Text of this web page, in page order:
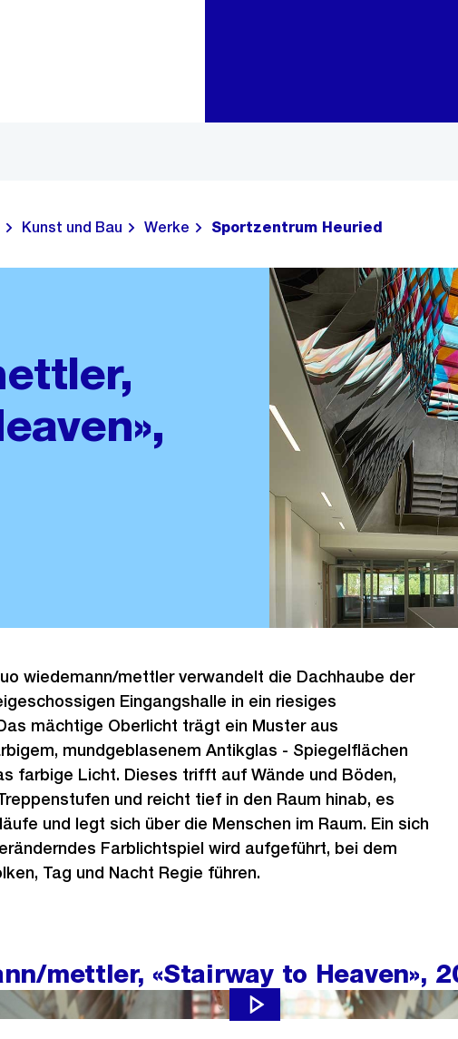
Kunst und Bau Werke Sportzentrum Heuried
wiedemann/mettler verwandelt die Dachhaube der
Eingangshalle in ein riesiges
mächtige Oberlicht trägt ein Muster aus
mundgeblasenem Antikglas - Spiegelflächen
farbige Licht. Dieses trifft auf Wände und Böden,
und reicht tief in den Raum hinab, es
und legt sich über die Menschen im Raum. Ein sich
Farblichtspiel wird aufgeführt, bei dem
Tag und Nacht Regie führen.
mettler, «Stairway to Heaven»,
to Heaven» von wiedemann/mettler.